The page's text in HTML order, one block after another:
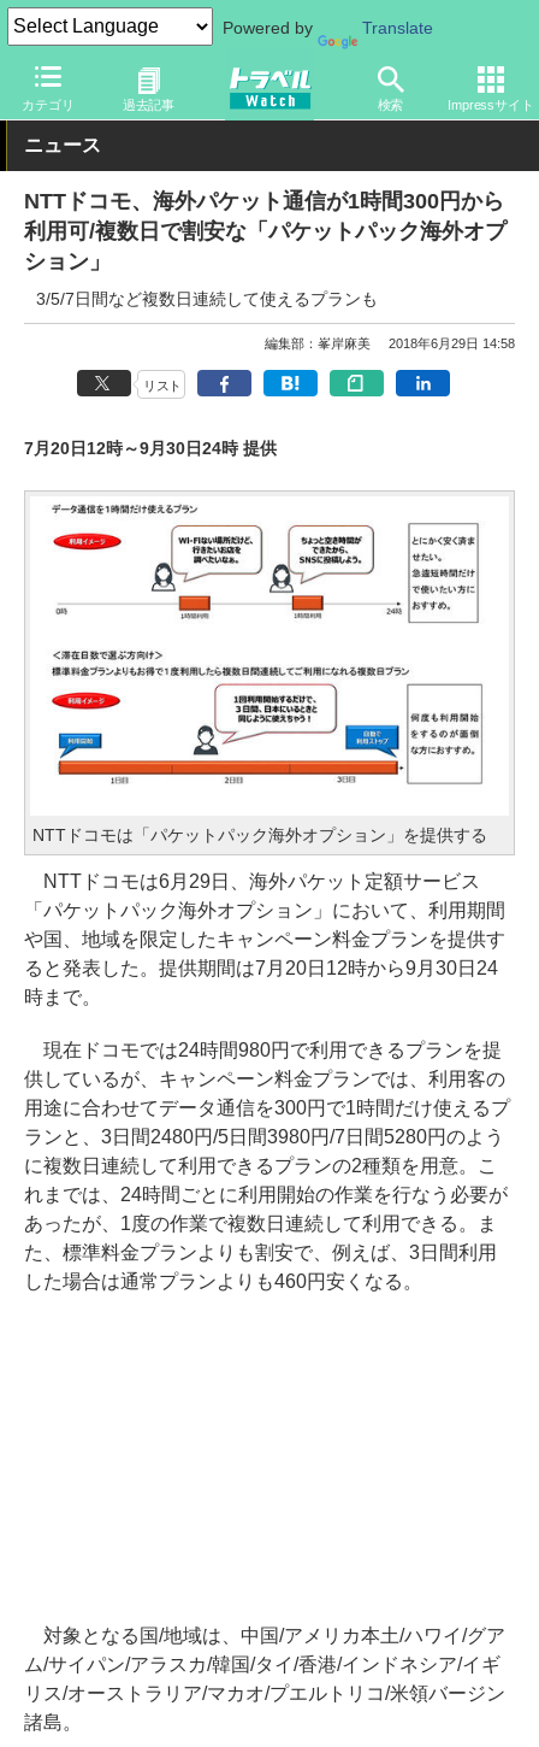
Powered by Translate
カテゴリ 過去記事 検索 Impressサイト
トラベル Watch 旅のアイテム スマホ・ルーター スマートフォ
ニュース
NTTドコモ、海外パケット通信が1時間300円から
利用可/複数日で割安な「パケットパック海外オプ
ション」
3/5/7日間など複数日連続して使えるプランも
編集部：峯岸麻美 2018年6月29日 14:58
リスト
7月20日12時～9月30日24時 提供
NTTドコモは「パケットパック海外オプション」を提供する
NTTドコモは6月29日、海外パケット定額サービス
「パケットパック海外オプション」において、利用期間
や国、地域を限定したキャンペーン料金プランを提供す
ると発表した。提供期間は7月20日12時から9月30日24
時まで。
現在ドコモでは24時間980円で利用できるプランを提
供しているが、キャンペーン料金プランでは、利用客の
用途に合わせてデータ通信を300円で1時間だけ使えるプ
ランと、3日間2480円/5日間3980円/7日間5280円のよう
に複数日連続して利用できるプランの2種類を用意。こ
れまでは、24時間ごとに利用開始の作業を行なう必要が
あったが、1度の作業で複数日連続して利用できる。ま
た、標準料金プランよりも割安で、例えば、3日間利用
した場合は通常プランよりも460円安くなる。
対象となる国/地域は、中国/アメリカ本土/ハワイ/グア
ム/サイパン/アラスカ/韓国/タイ/香港/インドネシア/イギ
リス/オーストラリア/マカオ/プエルトリコ/米領バージン
諸島。